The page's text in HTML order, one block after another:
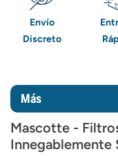
Envío
Discreto
Más
Mascotte -
Innegablemente